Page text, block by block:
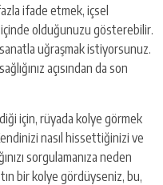
ifade etmek, içsel
içinde olduğunuzu gösterebilir.
sanatla uğraşmak istiyorsunuz.
açısından da son
için, rüyada kolye görmek
nasıl hissettiğinizi ve
sorgulamanıza neden
bir kolye gördüyseniz, bu,